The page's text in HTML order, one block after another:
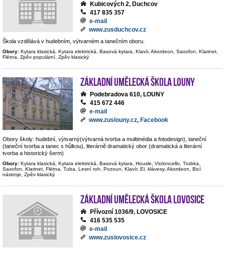
Kubicových 2, Duchcov
417 835 357
e-mail
www.zusduchcov.cz
Škola vzdělává v hudebním, výtvarném a tanečním oboru.
Obory: Kytara klasická, Kytara elektrická, Basová kytara, Klavír, Akordeon, Saxofon, Klarinet,
Flétna, Zpěv populární, Zpěv klasický
Základní umělecká škola Louny
Podebradova 610, LOUNY
415 672 446
e-mail
www.zuslouny.cz, Facebook
Obory školy: hudební, výtvarný(výtvarná tvorba a multimédia a fotodesign), taneční
(taneční tvorba a tanec s hůlkou), literárně dramatický obor (dramatická a literární
tvorba a historický šerm)
Obory: Kytara klasická, Kytara elektrická, Basová kytara, Housle, Violoncello, Trubka,
Saxofon, Klarinet, Flétna, Tuba, Lesní roh, Pozoun, Klavír, El. klávesy, Akordeon, Bicí
nástroje, Zpěv klasický
Základní umělecká škola Lovosice
Přívozní 1036/9, LOVOSICE
416 535 535
e-mail
www.zuslovosice.cz